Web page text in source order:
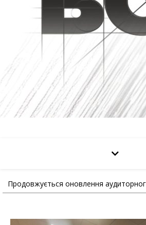
Продовжується оновлення